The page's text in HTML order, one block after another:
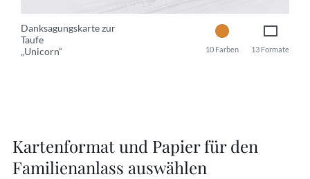
Danksagungskarte zur
Taufe
„Unicorn“
13 Formate
10 Farben
Kartenformat und Papier für den
Familienanlass auswählen